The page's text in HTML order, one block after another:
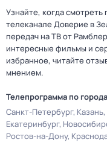
Узнайте, когда
телеканале Доверие в
передач на ТВ от
интересные фильмы и
избранное, читайте
мнением.
Телепрограмма по
Санкт-Петербург Казань
Екатеринбург
Ростов-на-Дону